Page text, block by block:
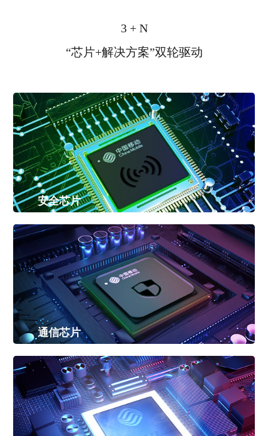
3 + N
“芯片+解决方案”双轮驱动
安全芯片
拥有eSIM和SE-SIM两个系列产品，在满足传统鉴权登录移
动通信网络的同时，可提供增强型的安全硬件及安全...
传统SIM 超级SIM
通信芯片
拥有NB-IoT和LTE-Cat1两个系列产品，为中低速物联网应用
提供低功耗、高集成度、高可靠性的芯片方案
NB-IoT LTE-Cat1